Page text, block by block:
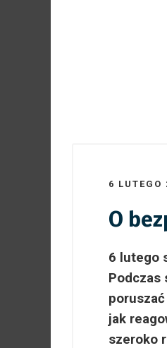
6 LUTEGO
O
6 lutego
Podczas
jak
szeroko